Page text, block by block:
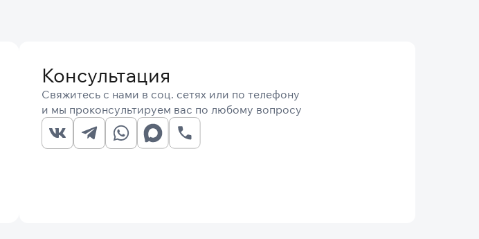
Консультация
Свяжитесь с нами в соц. сетях или по телефону
и мы проконсультируем вас по любому вопросу